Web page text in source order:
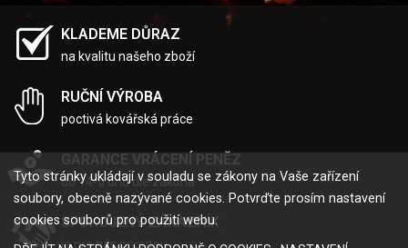
Tyto stránky ukládají v souladu se zákony na Vaše zařízení
soubory, obecně nazývané cookies. Potvrďte prosím nastavení
cookies souborů pro použití webu.
KLADEME DŮRAZ
na kvalitu našeho zboží
RUČNÍ VÝROBA
poctivá kovářská práce
GARANCE VRÁCENÍ PENĚZ
do 14-ti dnů dle zákona
SPOKOJENÝ ZÁKAZNÍK
je pro nás prioritou